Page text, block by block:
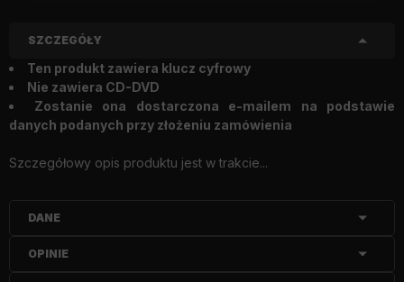
SZCZEGÓŁY
Ten produkt zawiera klucz cyfrowy
Nie zawiera CD-DVD
Zostanie ona dostarczona e-mailem na podstawie
danych podanych przy złożeniu zamówienia
Szczegółowy opis produktu jest w trakcie...
DANE
OPINIE